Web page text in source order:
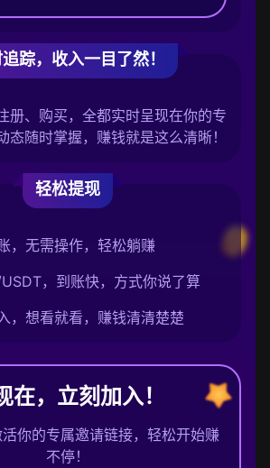
踪，收入一目了然！
册、购买，全都实时呈现在你的专
态随时掌握，赚钱就是这么清晰！
轻松提现
，无需操作，轻松躺赚
，到账快，方式你说了算
，想看就看，赚钱清清楚楚
在，立刻加入！
你的专属邀请链接，轻松开始赚
不停！